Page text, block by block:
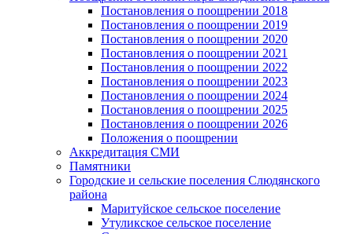
Постановления о поощрении 2018
Постановления о поощрении 2019
Постановления о поощрении 2020
Постановления о поощрении 2021
Постановления о поощрении 2022
Постановления о поощрении 2023
Постановления о поощрении 2024
Постановления о поощрении 2025
Постановления о поощрении 2026
Положения о поощрении
Аккредитация СМИ
Памятники
Городские и сельские поселения Слюдянского
района
Маритуйское сельское поселение
Утуликское сельское поселение